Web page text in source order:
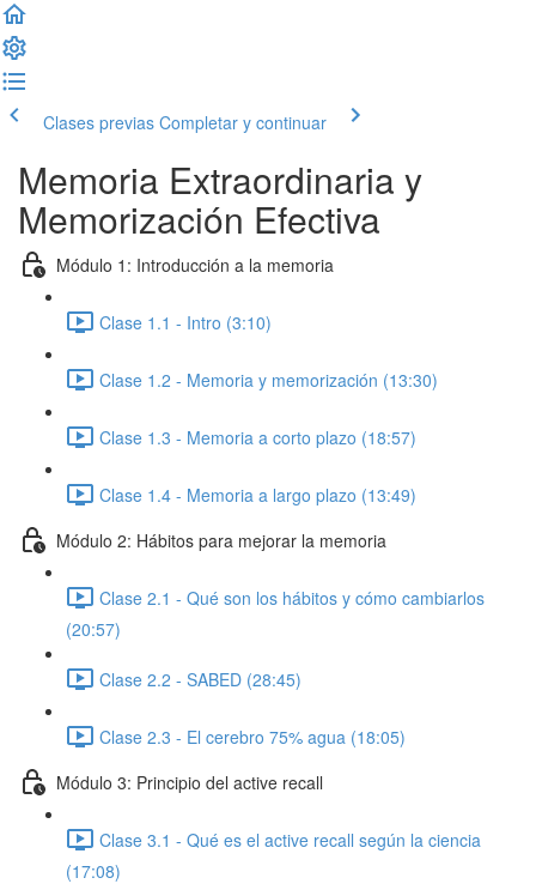
Clases previas Completar y continuar
Memoria Extraordinaria y
Memorización Efectiva
Módulo 1: Introducción a la memoria
Clase 1.1 - Intro (3:10)
Clase 1.2 - Memoria y memorización (13:30)
Clase 1.3 - Memoria a corto plazo (18:57)
Clase 1.4 - Memoria a largo plazo (13:49)
Módulo 2: Hábitos para mejorar la memoria
Clase 2.1 - Qué son los hábitos y cómo cambiarlos
(20:57)
Clase 2.2 - SABED (28:45)
Clase 2.3 - El cerebro 75% agua (18:05)
Módulo 3: Principio del active recall
Clase 3.1 - Qué es el active recall según la ciencia
(17:08)